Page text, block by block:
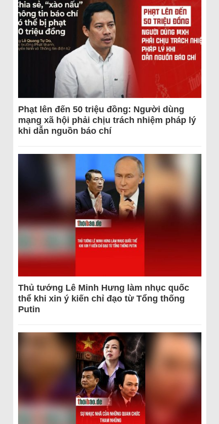
Phạt lên đến 50 triệu đồng: Người dùng
mạng xã hội phải chịu trách nhiệm pháp lý
khi dẫn nguồn báo chí
Thủ tướng Lê Minh Hưng làm nhục quốc
thể khi xin ý kiến chỉ đạo từ Tổng thống
Putin